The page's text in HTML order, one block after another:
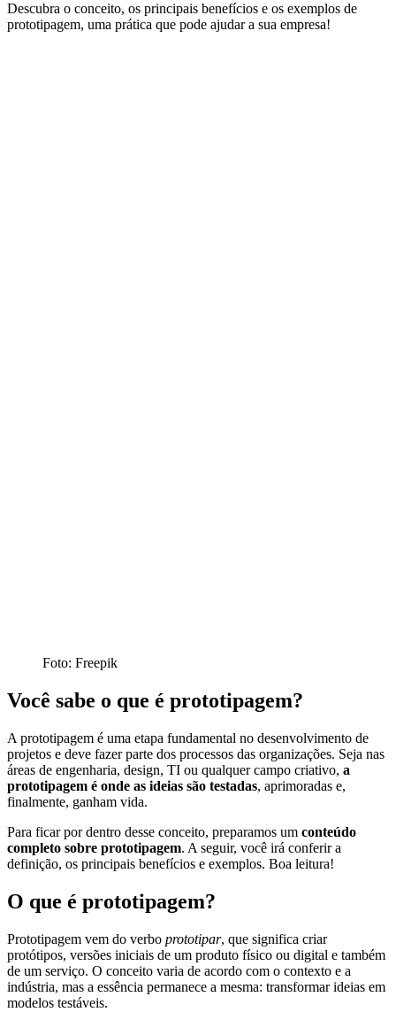
Descubra o conceito, os principais benefícios e os exemplos de
prototipagem, uma prática que pode ajudar a sua empresa!
Foto: Freepik
Você sabe o que é prototipagem?
A prototipagem é uma etapa fundamental no desenvolvimento de
projetos e deve fazer parte dos processos das organizações. Seja nas
áreas de engenharia, design, TI ou qualquer campo criativo, a
prototipagem é onde as ideias são testadas, aprimoradas e,
finalmente, ganham vida.
Para ficar por dentro desse conceito, preparamos um conteúdo
completo sobre prototipagem. A seguir, você irá conferir a
definição, os principais benefícios e exemplos. Boa leitura!
O que é prototipagem?
Prototipagem vem do verbo prototipar, que significa criar
protótipos, versões iniciais de um produto físico ou digital e também
de um serviço. O conceito varia de acordo com o contexto e a
indústria, mas a essência permanece a mesma: transformar ideias em
modelos testáveis.